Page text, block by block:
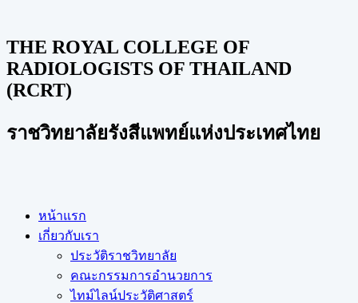
THE ROYAL COLLEGE OF
RADIOLOGISTS OF THAILAND
(RCRT)
ราชวิทยาลัยรังสีแพทย์แห่งประเทศไทย
หน้าแรก
เกี่ยวกับเรา
ประวัติราชวิทยาลัย
คณะกรรมการอำนวยการ
ไทม์ไลน์ประวัติศาสตร์